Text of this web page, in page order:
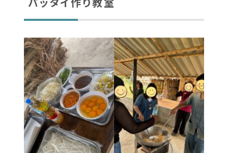
パッタイ作り教室